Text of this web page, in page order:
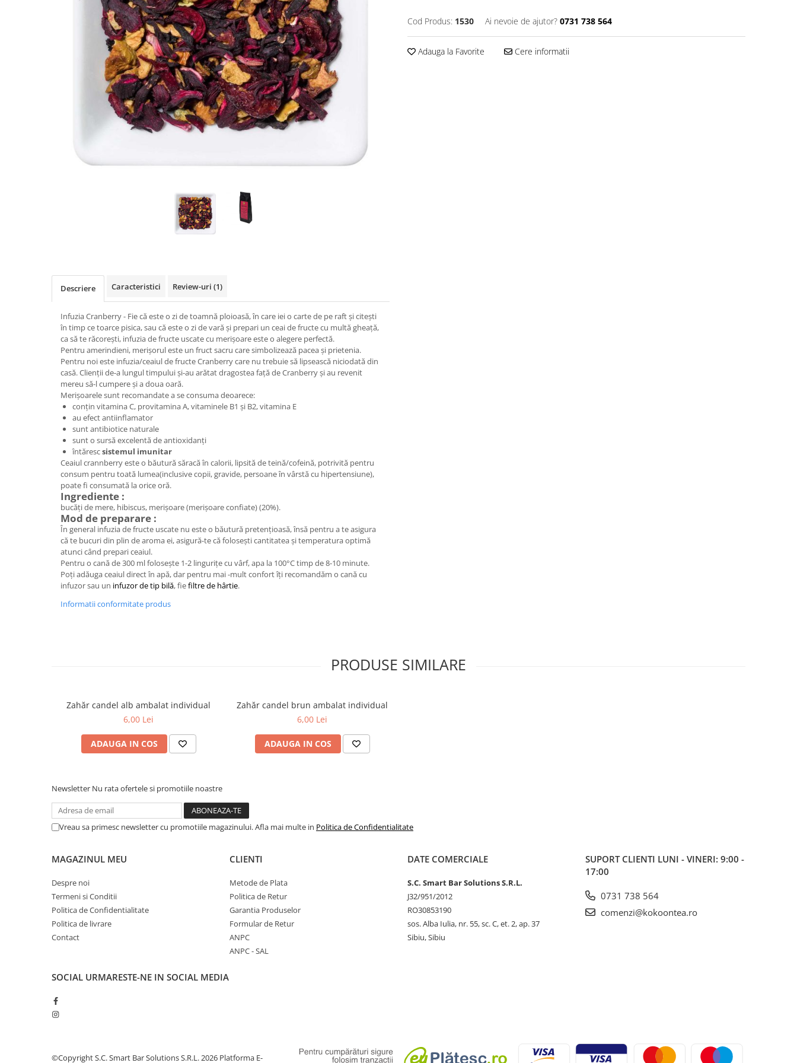
Cod Produs: 1530 Ai nevoie de ajutor? 0731 738 564
Adauga la Favorite Cere informatii
Descriere Caracteristici Review-uri (1)
Infuzia Cranberry - Fie că este o zi de toamnă ploioasă, în care iei o carte de pe raft și citești
în timp ce toarce pisica, sau că este o zi de vară și prepari un ceai de fructe cu multă gheață,
ca să te răcorești, infuzia de fructe uscate cu merișoare este o alegere perfectă.
Pentru amerindieni, merișorul este un fruct sacru care simbolizează pacea și prietenia.
Pentru noi este infuzia/ceaiul de fructe Cranberry care nu trebuie să lipsească niciodată din
casă. Clienții de-a lungul timpului și-au arătat dragostea față de Cranberry și au revenit
mereu să-l cumpere și a doua oară.
Merișoarele sunt recomandate a se consuma deoarece:
conțin vitamina C, provitamina A, vitaminele B1 și B2, vitamina E
au efect antiinflamator
sunt antibiotice naturale
sunt o sursă excelentă de antioxidanți
întărescsistemul imunitar
Ceaiul crannberry este o băutură săracă în calorii, lipsită de teină/cofeină, potrivită pentru
consum pentru toată lumea(inclusive copii, gravide, persoane în vârstă cu hipertensiune),
poate fi consumată la orice oră.
Ingrediente :
bucăți de mere, hibiscus, merișoare (merișoare confiate) (20%).
Mod de preparare :
În general infuzia de fructe uscate nu este o băutură pretențioasă, însă pentru a te asigura
că te bucuri din plin de aroma ei, asigură-te că folosești cantitatea și temperatura optimă
atunci când prepari ceaiul.
Pentru o cană de 300 ml folosește 1-2 lingurițe cu vârf, apa la 100°C timp de 8-10 minute.
Poți adăuga ceaiul direct în apă, dar pentru mai -mult confort îți recomandăm o cană cu
infuzor sau un infuzor de tip bilă, fiefiltre de hârtie.
Informatii conformitate produs
PRODUSE SIMILARE
Zahăr candel alb ambalat individual
6,00 Lei
ADAUGA IN COS
Zahăr candel brun ambalat individual
6,00 Lei
ADAUGA IN COS
Newsletter Nu rata ofertele si promotiile noastre
Vreau sa primesc newsletter cu promotiile magazinului. Afla mai multe in Politica de Confidentialitate
MAGAZINUL MEU
Despre noi
Termeni si Conditii
Politica de Confidentialitate
Politica de livrare
Contact
CLIENTI
Metode de Plata
Politica de Retur
Garantia Produselor
Formular de Retur
ANPC
ANPC - SAL
DATE COMERCIALE
S.C. Smart Bar Solutions S.R.L.
J32/951/2012
RO30853190
sos. Alba Iulia, nr. 55, sc. C, et. 2, ap. 37
Sibiu, Sibiu
SUPORT CLIENTI LUNI - VINERI: 9:00 -
17:00
0731 738 564
comenzi@kokoontea.ro
SOCIAL URMARESTE-NE IN SOCIAL MEDIA
©Copyright S.C. Smart Bar Solutions S.R.L. 2026 Platforma E-